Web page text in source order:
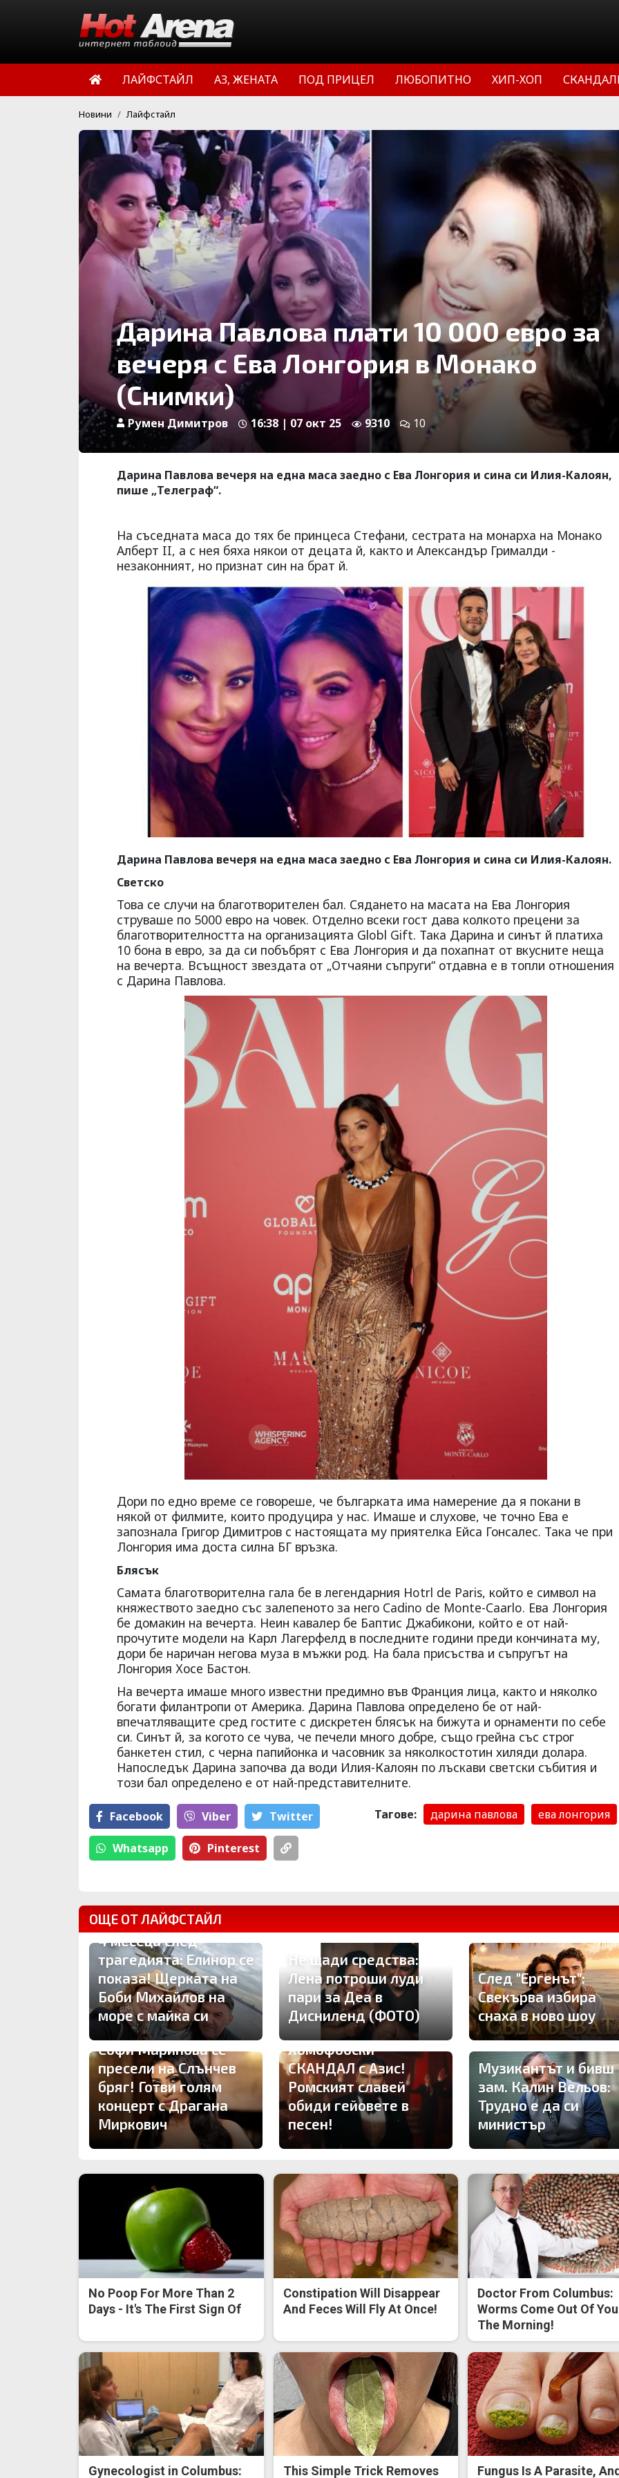
ЛАЙФСТАЙЛ АЗ, ЖЕНАТА ПОД ПРИЦЕЛ ЛЮБОПИТНО ХИП-ХОП
Новини Лайфстайл
Дарина Павлова плати 10 000 евро за
вечеря с Ева Лонгория в Монако
(Снимки)
Румен Димитров 16:38 | 07 окт 25 9310 10
Дарина Павлова вечеря на една маса заедно с Ева Лонгория и сина си Илия-Калоян,
пише „Телеграф“.
На съседната маса до тях бе принцеса Стефани, сестрата на монарха на Монако
Алберт II, а с нея бяха някои от децата й, както и Александър Грималди -
незаконният, но признат син на брат й.
Дарина Павлова вечеря на една маса заедно с Ева Лонгория и сина си Илия-Калоян.
Светско
Това се случи на благотворителен бал. Сядането на масата на Ева Лонгория
струваше по 5000 евро на човек. Отделно всеки гост дава колкото прецени за
благотворителността на организацията Globl Gift. Така Дарина и синът й платиха
10 бона в евро, за да си побъбрят с Ева Лонгория и да похапнат от вкусните неща
на вечерта. Всъщност звездата от „Отчаяни съпруги“ отдавна е в топли отношения
с Дарина Павлова.
Дори по едно време се говореше, че българката има намерение да я покани в
някой от филмите, които продуцира у нас. Имаше и слухове, че точно Ева е
запознала Григор Димитров с настоящата му приятелка Ейса Гонсалес. Така че при
Лонгория има доста силна БГ връзка.
Блясък
Самата благотворителна гала бе в легендарния Hotrl de Paris, който е символ на
княжеството заедно със залепеното за него Cadino de Monte-Caarlo. Ева Лонгория
бе домакин на вечерта. Неин кавалер бе Баптис Джабикони, който е от най-
прочутите модели на Карл Лагерфелд в последните години преди кончината му,
дори бе наричан негова муза в мъжки род. На бала присъства и съпругът на
Лонгория Хосе Бастон.
На вечерта имаше много известни предимно във Франция лица, както и няколко
богати филантропи от Америка. Дарина Павлова определено бе от най-
впечатляващите сред гостите с дискретен блясък на бижута и орнаменти по себе
си. Синът й, за когото се чува, че печели много добре, също грейна със строг
банкетен стил, с черна папийонка и часовник за няколкостотин хиляди долара.
Напоследък Дарина започва да води Илия-Калоян по лъскави светски събития и
този бал определено е от най-представителните.
Facebook Viber Тwitter
Whatsapp Pinterest
Тагове: дарина павлова ева лонгория
ОЩЕ ОТ ЛАЙФСТАЙЛ
4 месеца след
трагедията: Елинор се
показа! Щерката на
Боби Михайлов на
море с майка си
Не щади средства:
Лена потроши луди
пари за Деа в
Дисниленд (ФОТО)
След "Ергенът":
Свекърва избира
снаха в ново шоу
Софи Маринова се
пресели на Слънчев
бряг! Готви голям
концерт с Драгана
Миркович
Хомофобски
СКАНДАЛ с Азис!
Ромският славей
обиди гейовете в
песен!
Музикантът и бивш
зам. Калин Вельов:
Трудно е да си
министър
No Poop For More Than 2
Days - It's The First Sign Of
Constipation Will Disappear
And Feces Will Fly At Once!
Doctor From Columbus:
Worms Come Out Of
The Morning!
Gynecologist in Columbus: This Simple Trick Removes Fungus Is A Parasite,